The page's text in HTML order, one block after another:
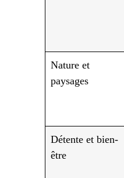
Nature et
paysages
Détente et bien-
être